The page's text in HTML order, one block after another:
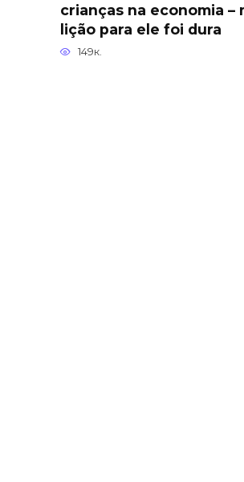
crianças na economia –
lição para ele foi dura
149к.